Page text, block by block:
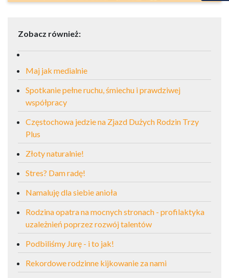
Zobacz również:
Maj jak medialnie
Spotkanie pełne ruchu, śmiechu i prawdziwej
współpracy
Częstochowa jedzie na Zjazd Dużych Rodzin Trzy
Plus
Złoty naturalnie!
Stres? Dam radę!
Namaluję dla siebie anioła
Rodzina opatra na mocnych stronach - profilaktyka
uzależnień poprzez rozwój talentów
Podbiliśmy Jurę - i to jak!
Rekordowe rodzinne kijkowanie za nami